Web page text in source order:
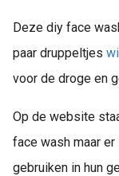
Deze diy face
paar druppeltjes
voor de droge en
Op de website
face wash maar
gebruiken in hun